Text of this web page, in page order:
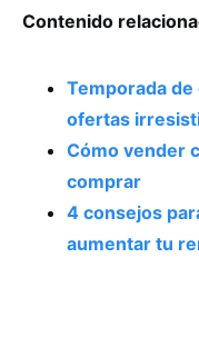
Contenido
Temporada
ofertas
Cómo vender
comprar
4 consejos
aumentar tu